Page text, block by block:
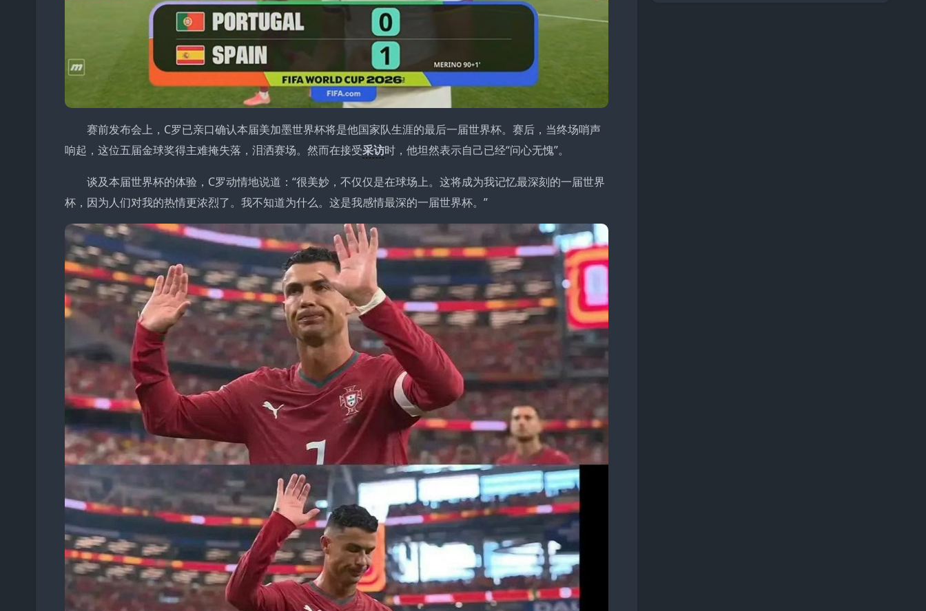
赛前发布会上，C罗已亲口确认本届美加墨世界杯将是他国家队生涯的最后一届世界杯。赛后，当终场哨声
响起，这位五届金球奖得主难掩失落，泪洒赛场。然而在接受采访时，他坦然表示自己已经“问心无愧”。
谈及本届世界杯的体验，C罗动情地说道：“很美妙，不仅仅是在球场上。这将成为我记忆最深刻的一届世界
杯，因为人们对我的热情更浓烈了。我不知道为什么。这是我感情最深的一届世界杯。”